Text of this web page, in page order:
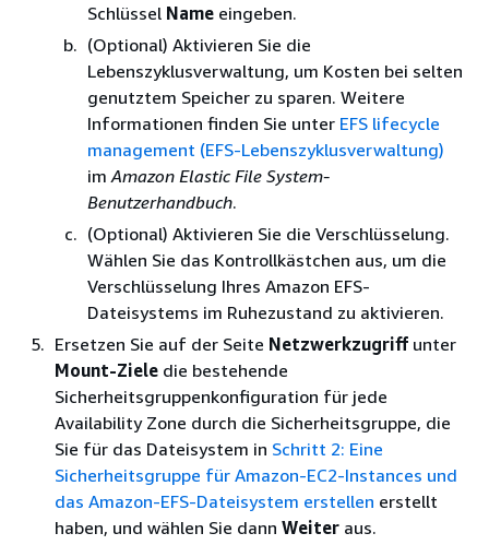
Schlüssel Name eingeben.
(Optional) Aktivieren Sie die
Lebenszyklusverwaltung, um Kosten bei selten
genutztem Speicher zu sparen. Weitere
Informationen finden Sie unter EFS lifecycle
management (EFS-Lebenszyklusverwaltung)
im Amazon Elastic File System-
Benutzerhandbuch.
(Optional) Aktivieren Sie die Verschlüsselung.
Wählen Sie das Kontrollkästchen aus, um die
Verschlüsselung Ihres Amazon EFS-
Dateisystems im Ruhezustand zu aktivieren.
Ersetzen Sie auf der Seite Netzwerkzugriff unter
Mount-Ziele die bestehende
Sicherheitsgruppenkonfiguration für jede
Availability Zone durch die Sicherheitsgruppe, die
Sie für das Dateisystem in Schritt 2: Eine
Sicherheitsgruppe für Amazon-EC2-Instances und
das Amazon-EFS-Dateisystem erstellen erstellt
haben, und wählen Sie dann Weiter aus.